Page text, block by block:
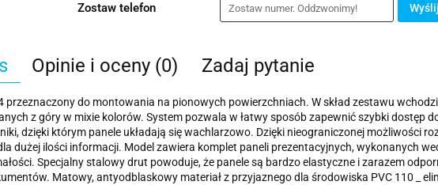
Zostaw telefon Wyślij
Opinie i oceny (0) Zadaj pytanie
do montowania na pionowych powierzchniach. W skład zestawu
z góry w mixie kolorów. System pozwala w łatwy sposób zapewnić szybki dostęp
dzięki którym panele układają się wachlarzowo. Dzięki nieograniczonej możliwości
dużej ilości informacji. Model zawiera komplet paneli prezentacyjnych, wykonanych
Specjalny stalowy drut powoduje, że panele są bardzo elastyczne i zarazem
Matowy, antyodblaskowy materiał z przyjaznego dla środowiska PVC 110 _